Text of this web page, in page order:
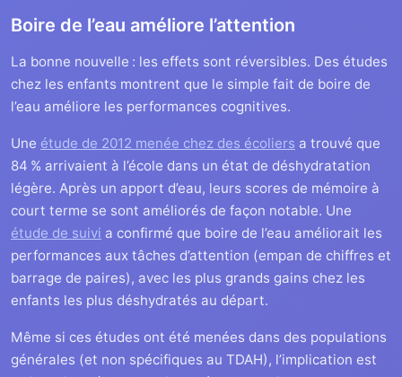
Boire de l’eau améliore l’attention
La bonne nouvelle : les effets sont réversibles. Des études
chez les enfants montrent que le simple fait de boire de
l’eau améliore les performances cognitives.
Une étude de 2012 menée chez des écoliers a trouvé que
84 % arrivaient à l’école dans un état de déshydratation
légère. Après un apport d’eau, leurs scores de mémoire à
court terme se sont améliorés de façon notable. Une
étude de suivi a confirmé que boire de l’eau améliorait les
performances aux tâches d’attention (empan de chiffres et
barrage de paires), avec les plus grands gains chez les
enfants les plus déshydratés au départ.
Même si ces études ont été menées dans des populations
générales (et non spécifiques au TDAH), l’implication est